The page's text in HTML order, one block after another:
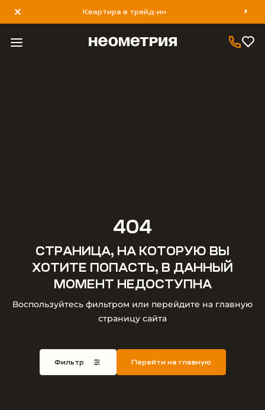
Квартира в трейд-ин
8 800 777 40 93
404
СТРАНИЦА, НА КОТОРУЮ ВЫ
ХОТИТЕ ПОПАСТЬ, В ДАННЫЙ
МОМЕНТ НЕДОСТУПНА
Воспользуйтесь фильтром или перейдите на главную
страницу сайта
Фильтр Перейти на главную